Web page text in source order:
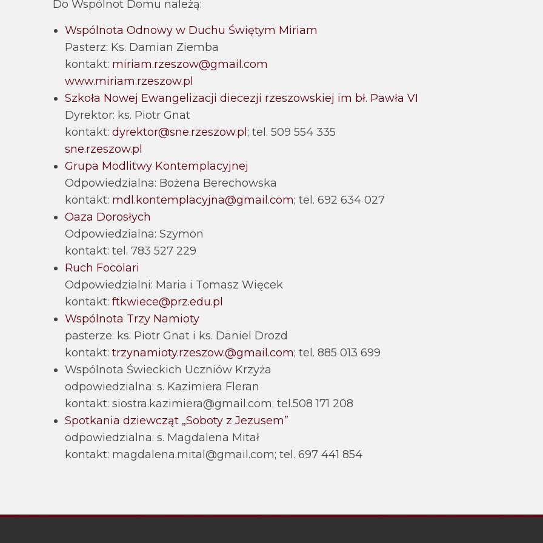
Do Wspólnot Domu należą:
Wspólnota Odnowy w Duchu Świętym Miriam
Pasterz: Ks. Damian Ziemba
kontakt: miriam.rzeszow@gmail.com
www.miriam.rzeszow.pl
Szkoła Nowej Ewangelizacji diecezji rzeszowskiej im bł. Pawła VI
Dyrektor: ks. Piotr Gnat
kontakt: dyrektor@sne.rzeszow.pl ; tel. 509 554 335
sne.rzeszow.pl
Grupa Modlitwy Kontemplacyjnej
Odpowiedzialna: Bożena Berechowska
kontakt: mdl.kontemplacyjna@gmail.com; tel. 692 634 027
Oaza Dorosłych
Odpowiedzialna: Szymon
kontakt: tel. 783 527 229
Ruch Focolari
Odpowiedzialni: Maria i Tomasz Więcek
kontakt: ftkwiece@prz.edu.pl
Wspólnota Trzy Namioty
pasterze: ks. Piotr Gnat i ks. Daniel Drozd
kontakt: trzynamioty.rzeszow.@gmail.com; tel. 885 013 699
Wspólnota Świeckich Uczniów Krzyża
odpowiedzialna: s. Kazimiera Fleran
kontakt: siostra.kazimiera@gmail.com; tel.508 171 208
Spotkania dziewcząt „Soboty z Jezusem”
odpowiedzialna: s. Magdalena Mitał
kontakt: magdalena.mital@gmail.com; tel. 697 441 854